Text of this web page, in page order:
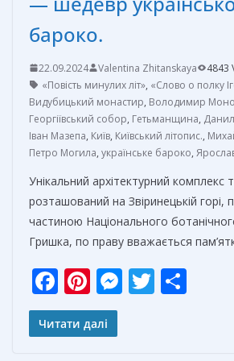
бароко.
22.09.2024 Valentina Zhitanskaya 4843
«Повість минулих літ», «Слово о полку
Видубицький монастир, Володимир
Георгіївський собор, Гетьманщина,
Іван Мазепа, Київ, Київський літопис.,
Петро Могила, українське бароко,
Унікальний архітектурний комплекс
розташований на Звіринецькій
частиною Національного
Гришка, по праву вважається
F
ac
e
Pi
nt
er
M T
Читати далі